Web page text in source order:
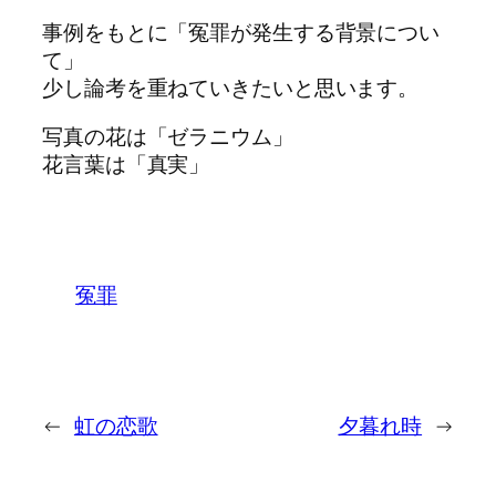
事例をもとに「冤罪が発生する背景につい
て」
少し論考を重ねていきたいと思います。
写真の花は「ゼラニウム」
花言葉は「真実」
冤罪
← 虹の恋歌 夕暮れ時 →